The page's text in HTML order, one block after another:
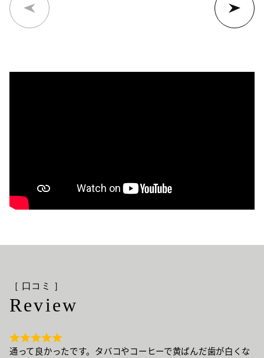
［ 口コミ ］
Review
通って良かったです。タバコやコーヒーで黄ばんだ歯が白くな